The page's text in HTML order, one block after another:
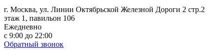
г. Москва, ул. Линии Октябрьской Железной Дороги 2 стр.2
этаж 1, павильон 106
Ежедневно
с 9:00 до 22:00
Обратный звонок